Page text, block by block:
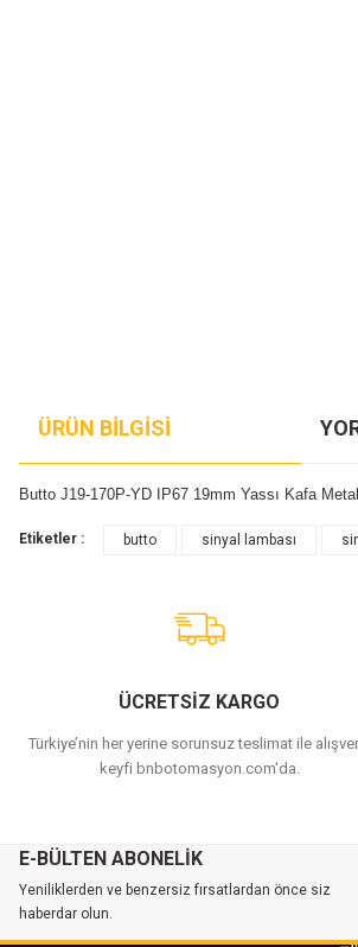
ÜRÜN BILGISI
Butto J19-170P-YD IP67 19mm Yassı Kafa
Etiketler : butto sinyal lambası
ÜCRETSİZ KARGO
Türkiye’nin her yerine sorunsuz teslimat ile
keyfi bnbotomasyon.com'da.
E-BÜLTEN ABONELİK
Yeniliklerden ve benzersiz fırsatlardan önce siz
haberdar olun.